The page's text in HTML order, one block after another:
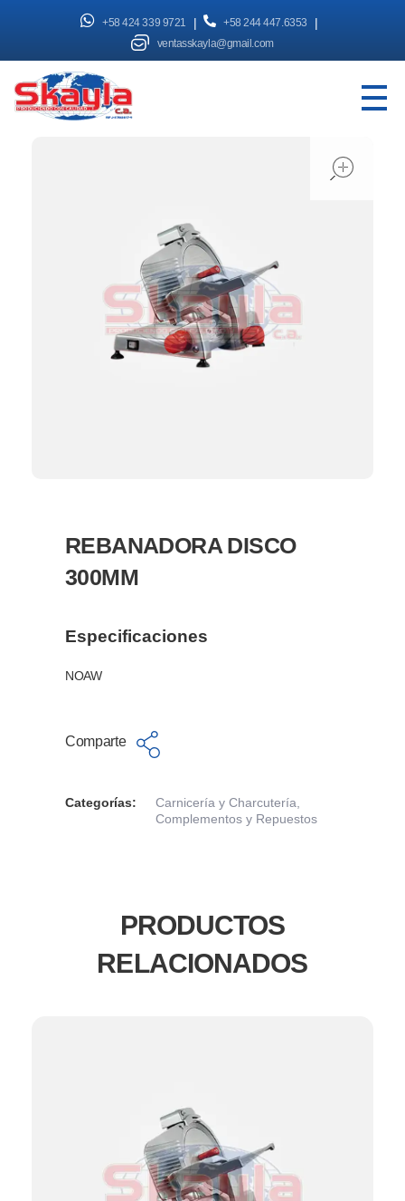
+58 424 339 9721 | +58 244 447.6353 |
ventasskayla@gmail.com
REBANADORA DISCO
300MM
Especificaciones
NOAW
Comparte
Categorías: Carnicería y Charcutería
Complementos y Repuestos
PRODUCTOS
RELACIONADOS